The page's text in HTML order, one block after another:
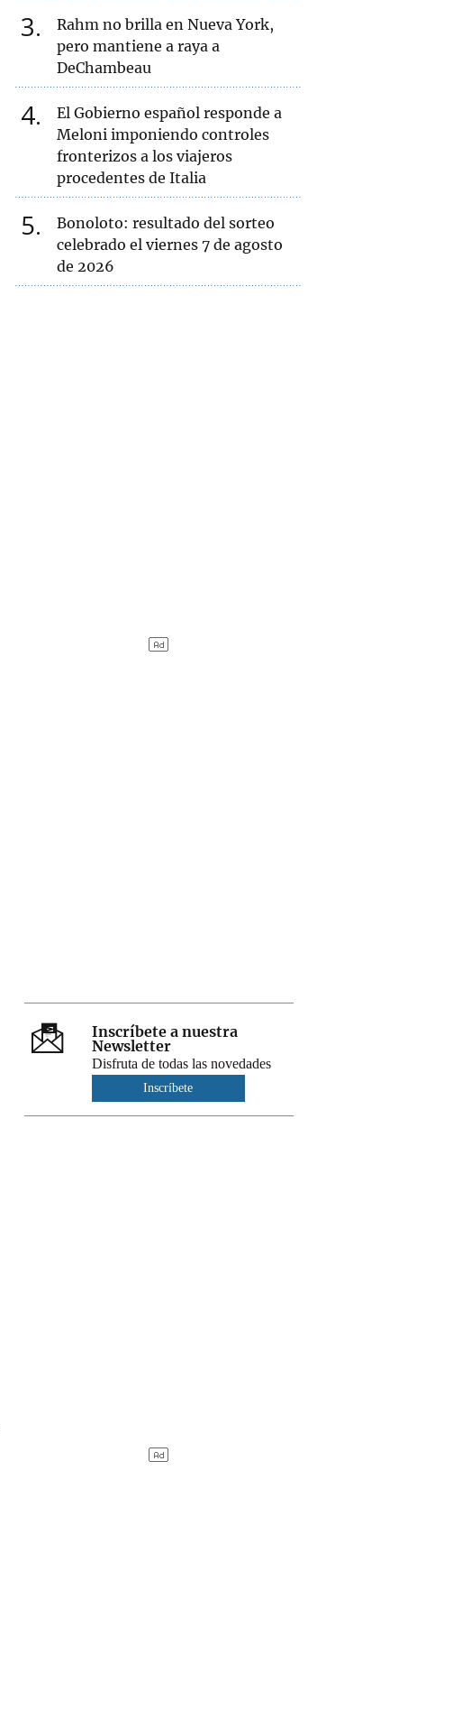
3
Rahm no brilla en Nueva York,
pero mantiene a raya a
DeChambeau
4
El Gobierno español responde a
Meloni imponiendo controles
fronterizos a los viajeros
procedentes de Italia
5
Bonoloto: resultado del sorteo
celebrado el viernes 7 de agosto
de 2026
Inscríbete a nuestra
Newsletter
Disfruta de todas las novedades
Inscríbete